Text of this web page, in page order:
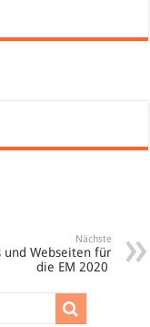
Nächste
und Webseiten für
die EM 2020